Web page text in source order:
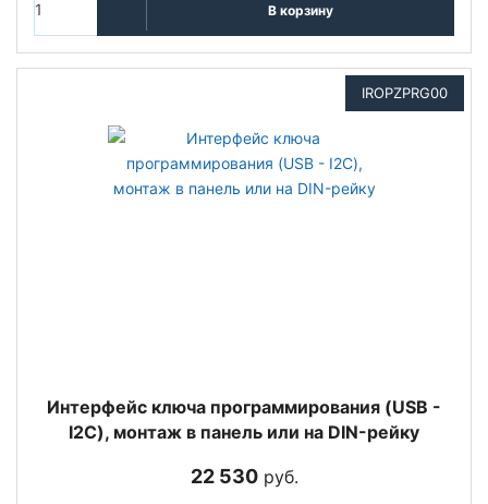
В корзину
IROPZPRG00
Интерфейс ключа программирования (USB -
I2C), монтаж в панель или на DIN-рейку
22 530руб.